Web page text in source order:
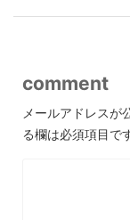
comment
メールアドレスが
る欄は必須項目で